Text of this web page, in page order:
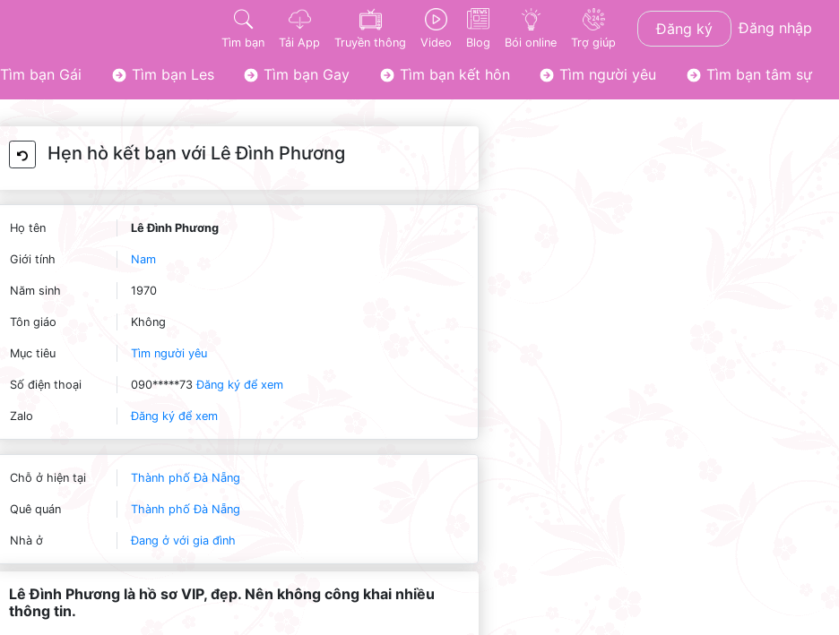
Tìm bạn Tải App Truyền thông Video Blog Bói online Trợ giúp
Đăng ký Đăng nhập
Tìm bạn Gái Tìm bạn Les Tìm bạn Gay Tìm bạn kết hôn Tìm người yêu Tìm bạn tâm sự
Hẹn hò kết bạn với Lê Đình Phương
Họ tên Lê Đình Phương
Giới tính Nam
Năm sinh 1970
Tôn giáo Không
Mục tiêu Tìm người yêu
Số điện thoại 090*****73Đăng ký để xem
Zalo Đăng ký để xem
Chỗ ở hiện tại Thành phố Đà Nẵng
Quê quán Thành phố Đà Nẵng
Nhà ở Đang ở với gia đình
Lê Đình Phương là hồ sơ VIP, đẹp. Nên không công khai nhiều
thông tin.